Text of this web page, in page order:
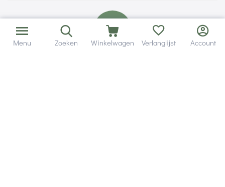
Menu Zoeken Winkelwagen Verlanglijst Account